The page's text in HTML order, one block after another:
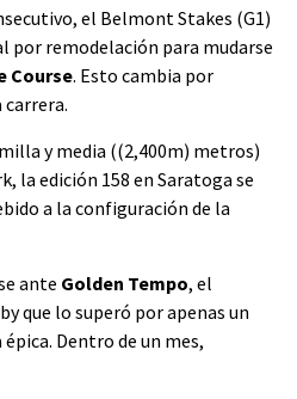
el Belmont Stakes (G1)
por remodelación para mudarse
Course. Esto cambia por
y media ((2,400m) metros)
la edición 158 en Saratoga se
a la configuración de la
ante Golden Tempo, el
que lo superó por apenas un
Dentro de un mes,